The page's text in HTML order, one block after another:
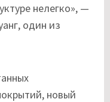
нелегко», —
один из
новый